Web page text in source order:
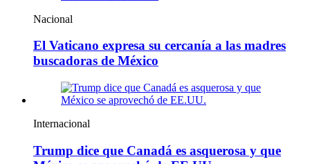
Nacional
El Vaticano expresa su cercanía a las madres
buscadoras de México
Internacional
Trump dice que Canadá es asquerosa y que